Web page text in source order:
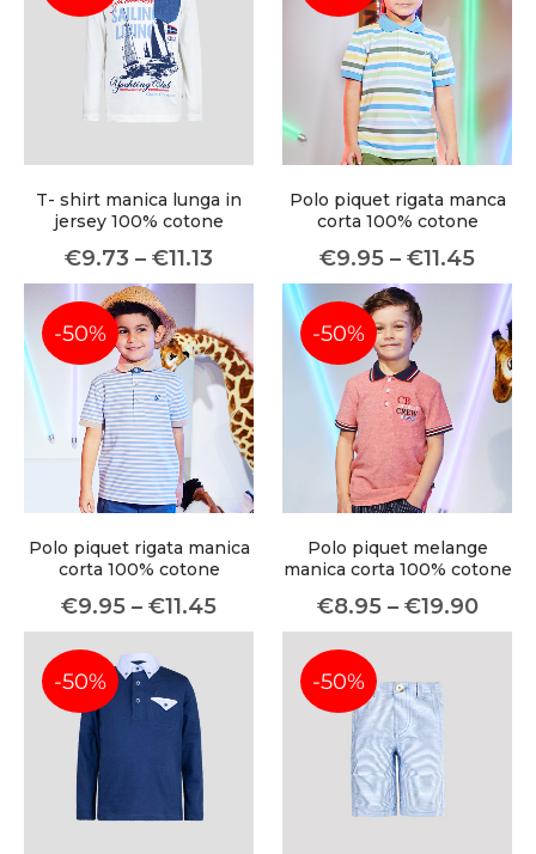
About Envato
Privacy Policy
Sitemap
Blog
Forums
Meetups
T- shirt manica lunga in
jersey 100% cotone
€9.73 – €11.13
Polo piquet rigata manca
corta 100% cotone
€9.95 – €11.45
-50%
Polo piquet rigata manica
corta 100% cotone
€9.95 – €11.45
-50%
Polo piquet melange
manica corta 100% cotone
€8.95– €19.90
-50% -50%